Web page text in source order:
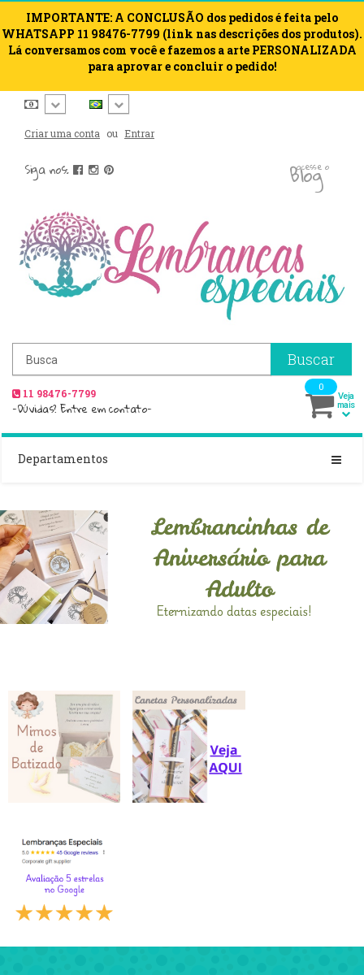
IMPORTANTE: A CONCLUSÃO dos pedidos é feita pelo
WHATSAPP 11 98476-7799 (link nas descrições dos produtos).
Lá conversamos com você e fazemos a arte PERSONALIZADA
para aprovar e concluir o pedido!
Criar uma conta ou Entrar
Siga nos: acesse o
blog
Buscar
11 98476-7799
-Dúvidas? Entre em contato-
0
Veja
mais
Departamentos